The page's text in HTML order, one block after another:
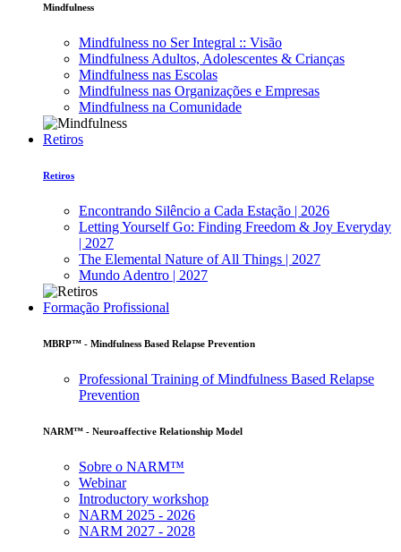
Mindfulness
Mindfulness no Ser Integral :: Visão
Mindfulness Adultos, Adolescentes & Crianças
Mindfulness nas Escolas
Mindfulness nas Organizações e Empresas
Mindfulness na Comunidade
Retiros
Retiros
Encontrando Silêncio a Cada Estação | 2026
Letting Yourself Go: Finding Freedom & Joy Everyday
| 2027
The Elemental Nature of All Things | 2027
Mundo Adentro | 2027
Formação Profissional
MBRP™ - Mindfulness Based Relapse Prevention
Professional Training of Mindfulness Based Relapse
Prevention
NARM™ - Neuroaffective Relationship Model
Sobre o NARM™
Webinar
Introductory workshop
NARM 2025 - 2026
NARM 2027 - 2028